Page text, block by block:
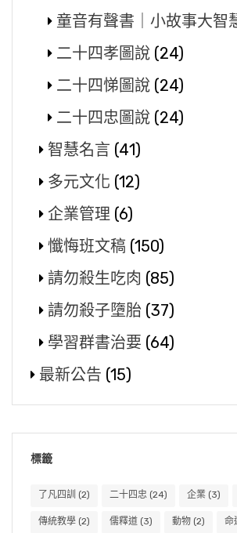
童音有聲書｜小故事大智
二十四孝圖說 (24)
二十四悌圖說 (24)
二十四忠圖說 (24)
智慧名言 (41)
多元文化 (12)
企業管理 (6)
懺悔班文稿 (150)
請勿殺生吃肉 (85)
請勿殺子墮胎 (37)
學習群書治要 (64)
最新公告 (15)
標籤
了凡四訓 (2) 二十四忠 (24) 企業 (3)
傳統教學 (2) 儒釋道 (3) 動物 (2) 命